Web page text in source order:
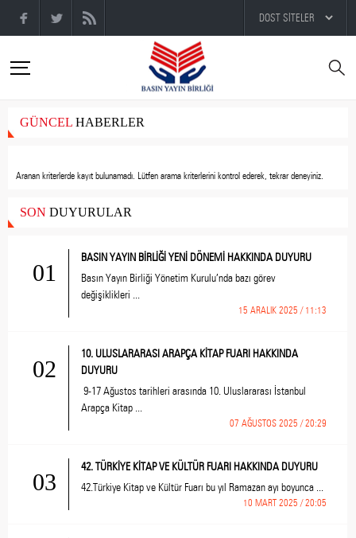
GÜNCEL HABERLER
Aranan kriterlerde kayıt bulunamadı. Lütfen arama kriterlerini kontrol ederek, tekrar deneyiniz.
SON DUYURULAR
01
BASIN YAYIN BİRLİĞİ YENİ DÖNEMİ HAKKINDA DUYURU
Basın Yayın Birliği Yönetim Kurulu’nda bazı görev
değişiklikleri ...
15 ARALIK 2025 / 11:13
02
10. ULUSLARARASI ARAPÇA KİTAP FUARI HAKKINDA
DUYURU
9-17 Ağustos tarihleri arasında 10. Uluslararası İstanbul
Arapça Kitap ...
07 AĞUSTOS 2025 / 20:29
03
42. TÜRKİYE KİTAP VE KÜLTÜR FUARI HAKKINDA DUYURU
42.Türkiye Kitap ve Kültür Fuarı bu yıl Ramazan ayı boyunca ...
10 MART 2025 / 20:05